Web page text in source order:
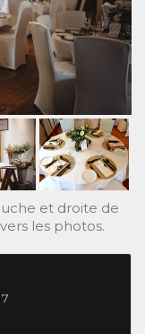
et droite de
les photos.